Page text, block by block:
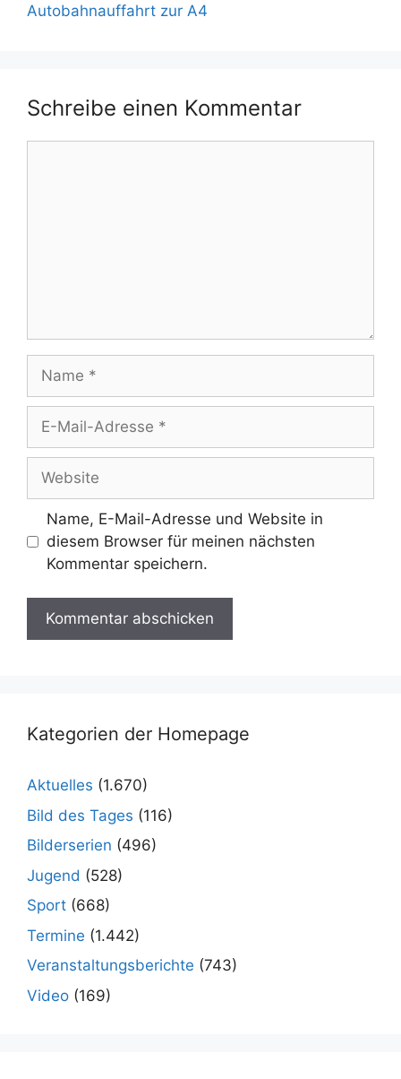
Autobahnauffahrt zur A4
Schreibe einen Kommentar
Mail-
Adresse
Name, E-Mail-Adresse und Website in
diesem Browser für meinen nächsten
Kommentar speichern.
Kategorien der Homepage
Aktuelles (1.670)
Bild des Tages (116)
Bilderserien (496)
Jugend (528)
Sport (668)
Termine (1.442)
Veranstaltungsberichte (743)
Video (169)